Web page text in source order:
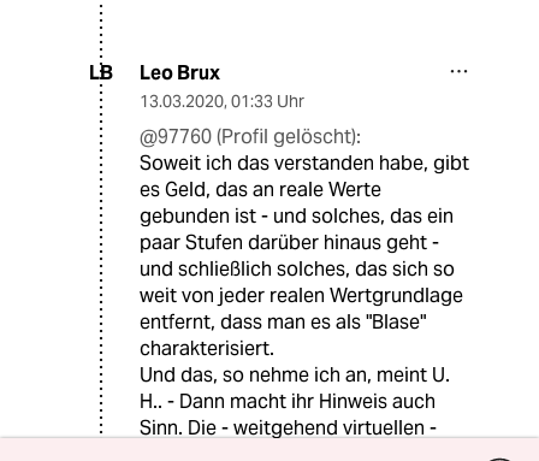
LB Leo Brux
13.03.2020, 01:33 Uhr
@97760 (Profil gelöscht):
Soweit ich das verstanden habe, gibt
es Geld, das an reale Werte
gebunden ist - und solches, das ein
paar Stufen darüber hinaus geht -
und schließlich solches, das sich so
weit von jeder realen Wertgrundlage
entfernt, dass man es als "Blase"
charakterisiert.
Und das, so nehme ich an, meint U.
H.. - Dann macht ihr Hinweis auch
Sinn. Die - weitgehend virtuellen -